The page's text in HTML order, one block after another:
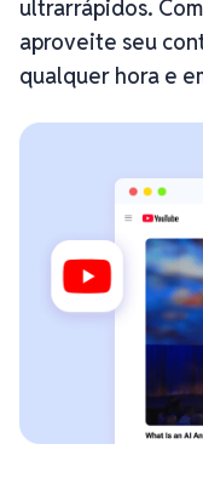
ultrarrápidos.
aproveite seu
qualquer hora e